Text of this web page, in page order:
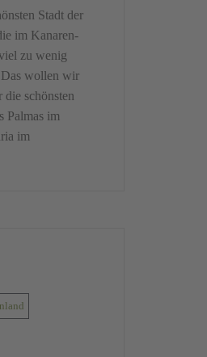
Stadt der
im Kanaren-
zu wenig
wollen wir
die schönsten
Palmas im
im